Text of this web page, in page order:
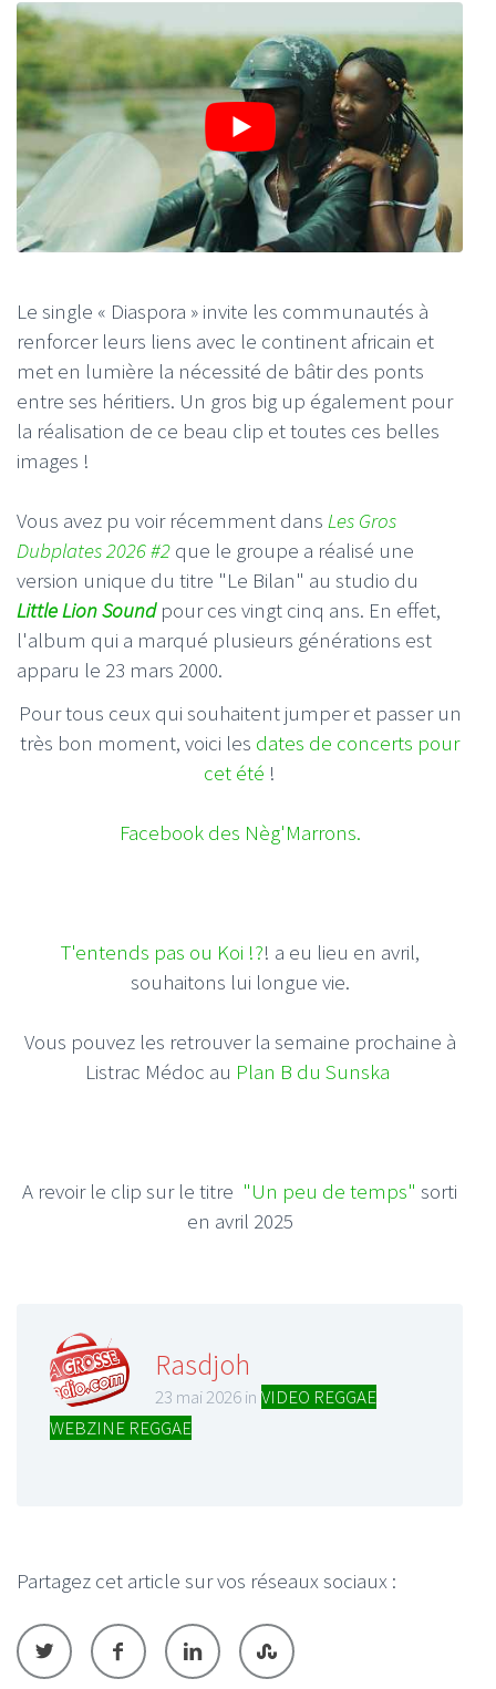
Le single « Diaspora » invite les communautés à
renforcer leurs liens avec le continent africain et
met en lumière la nécessité de bâtir des ponts
entre ses héritiers. Un gros big up également pour
la réalisation de ce beau clip et toutes ces belles
images !
Vous avez pu voir récemment dans Les Gros
Dubplates 2026 #2 que le groupe a réalisé une
version unique du titre "Le Bilan" au studio du
Little Lion Soundpour ces vingt cinq ans. En effet,
l'album qui a marqué plusieurs générations est
apparu le 23 mars 2000.
Pour tous ceux qui souhaitent jumper et passer un
très bon moment, voici les dates de concerts pour
cet été !
Facebook des Nèg'Marrons.
T'entends pas ou Koi !?! a eu lieu en avril,
souhaitons lui longue vie.
Vous pouvez les retrouver la semaine prochaine à
Listrac Médoc au Plan B du Sunska
A revoir le clip sur le titre "Un peu de temps" sorti
en avril 2025
Rasdjoh
23 mai 2026 in VIDEO REGGAE
WEBZINE REGGAE
Partagez cet article sur vos réseaux sociaux :